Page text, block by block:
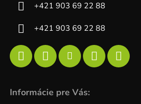
+421 903 69 22 88
+421 903 69 22 88
Informácie pre Vás: